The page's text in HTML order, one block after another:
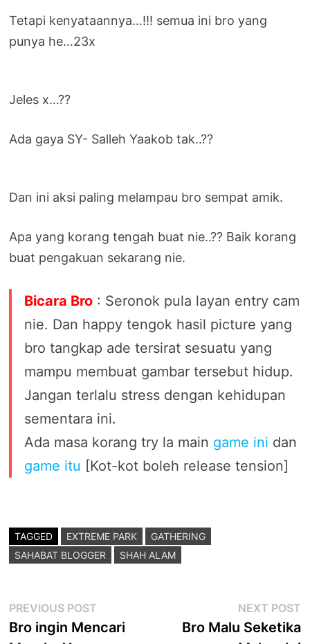
Tetapi kenyataannya…!!! semua ini bro yang
punya he…23x
Jeles x…??
Ada gaya SY- Salleh Yaakob tak..??
Dan ini aksi paling melampau bro sempat amik.
Apa yang korang tengah buat nie..?? Baik korang
buat pengakuan sekarang nie.
Bicara Bro : Seronok pula layan entry cam
nie. Dan happy tengok hasil picture yang
bro tangkap ade tersirat sesuatu yang
mampu membuat gambar tersebut hidup.
Jangan terlalu stress dengan kehidupan
sementara ini.
Ada masa korang try la main game ini dan
game itu [Kot-kot boleh release tension]
TAGGED EXTREME PARK
GATHERING
SAHABAT BLOGGER
SHAH ALAM
Post
navigation
PREVIOUS POST
post:
Bro ingin Mencari
NEXT POST
Bro Malu Seketika